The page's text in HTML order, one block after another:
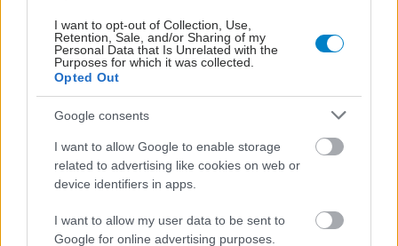
I want to opt-out of Collection, Use,
Retention, Sale, and/or Sharing of my
Personal Data that Is Unrelated with the
Purposes for which it was collected.
Opted Out
Google consents
I want to allow Google to enable storage
related to advertising like cookies on web or
device identifiers in apps.
I want to allow my user data to be sent to
Google for online advertising purposes.